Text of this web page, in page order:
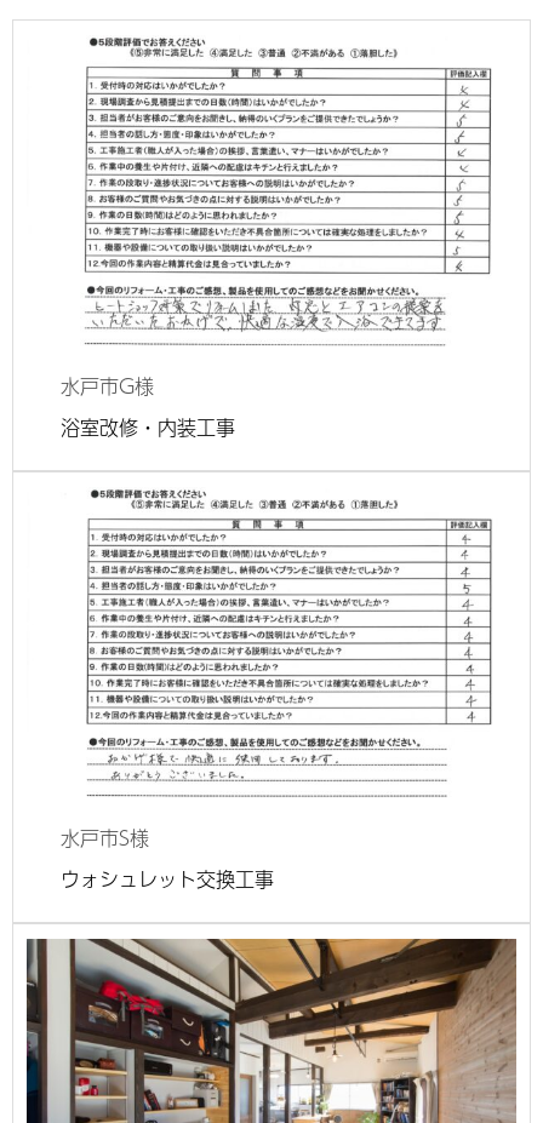
水戸市G様
浴室改修・内装工事
水戸市S様
ウォシュレット交換工事